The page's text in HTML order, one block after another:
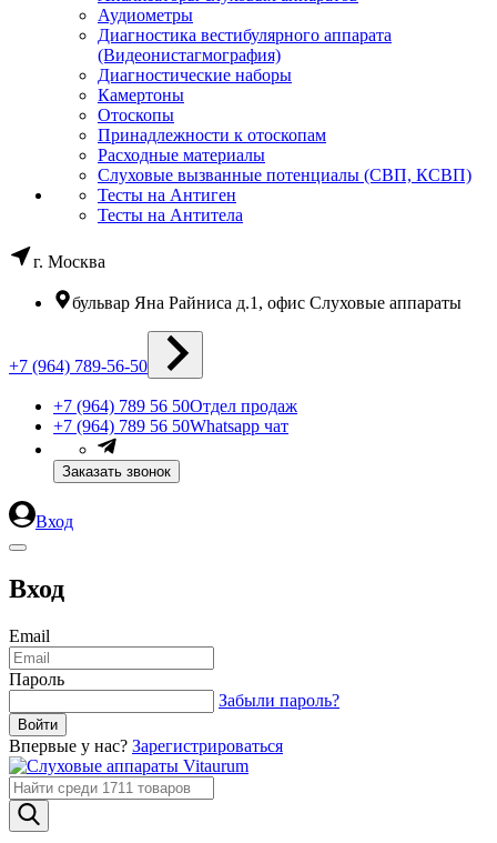
Аудиометры
Диагностика вестибулярного аппарата
(Видеонистагмография)
Диагностические наборы
Камертоны
Отоскопы
Принадлежности к отоскопам
Расходные материалы
Слуховые вызванные потенциалы (СВП, КСВП)
Тесты на Антиген
Тесты на Антитела
г. Москва
бульвар Яна Райниса д.1, офис Слуховые аппараты
+7 (964) 789-56-50
+7 (964) 789 56 50Отдел продаж
+7 (964) 789 56 50Whatsapp чат
Заказать звонок
Вход
Вход
Email
Пароль
Забыли пароль?
Впервые у нас? Зарегистрироваться